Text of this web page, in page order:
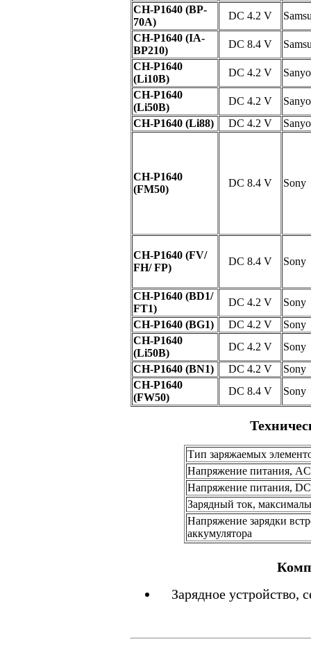
CH-P1640 (BP-
70A)
DC 4.2 V
CH-P1640 (IA-
BP210)
DC 8.4 V
CH-P1640
(Li10B)
DC 4.2 V
Sanyo
CH-P1640
(Li50B)
DC 4.2 V
Sanyo
CH-P1640 (Li88)
DC 4.2 V Sanyo
CH-P1640
(FM50)
DC 8.4 V Sony
CH-P1640 (FV/
FH/ FP)
DC 8.4 V Sony
CH-P1640 (BD1/
FT1)
DC 4.2 V
Sony
CH-P1640 (BG1)
DC 4.2 V
Sony
CH-P1640
(Li50B)
DC 4.2 V
Sony
CH-P1640 (BN1)
DC 4.2 V
Sony
CH-P1640
(FW50)
DC 8.4 V Sony
Тип заряжаемых
Напряжение питания, AC
Напряжение питания, DC
Зарядный ток,
Напряжение зарядки
аккумулятора
Зарядное устройство,